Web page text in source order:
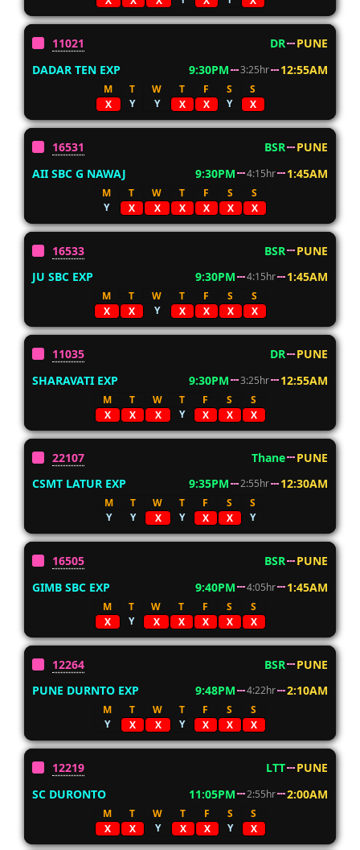
11021 DR
PUNE
DADAR TEN EXP
9:30PM 3:25hr 12:55AM
M T W T F S
S
X
Y Y X X Y X
16531 BSR
PUNE
AII SBC G NAWAJ
9:30PM 4:15hr 1:45AM
M T W T F S
S
Y
X X X X X X
16533 BSR
PUNE
JU SBC EXP
9:30PM 4:15hr 1:45AM
M T W T F S
S
X
X Y X X X X
11035 DR
PUNE
SHARAVATI EXP
9:30PM 3:25hr 12:55AM
M T W T F S
S
X
X X Y X X X
22107 Thane
PUNE
CSMT LATUR EXP
9:35PM 2:55hr 12:30AM
M T W T F S
S
Y
Y X Y X X Y
16505 BSR
PUNE
GIMB SBC EXP
9:40PM 4:05hr 1:45AM
M T W T F S
S
X
Y X X X X X
12264 BSR
PUNE
PUNE DURNTO EXP
9:48PM 4:22hr 2:10AM
M T W T F S
S
Y
X X Y X X X
12219 LTT
PUNE
SC DURONTO
11:05PM 2:55hr 2:00AM
M T W T F S
S
X
X Y X X Y X